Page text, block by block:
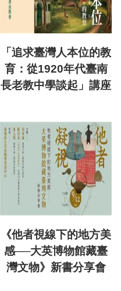
「追求臺灣人本位的教
育：從1920年代臺南
長老教中學談起」講座
《他者視線下的地方美
感──大英博物館藏臺
灣文物》新書分享會